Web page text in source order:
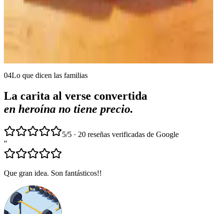
Traduce tu cuento a otros idiomas
Disponible en 10 idiomas: español, inglés, francés, portugués,
04Lo que dicen las familias
La carita al verse convertida
en heroína no tiene precio.
5/5 · 20 reseñas verificadas de Google
“
Que gran idea. Son fantásticos!!